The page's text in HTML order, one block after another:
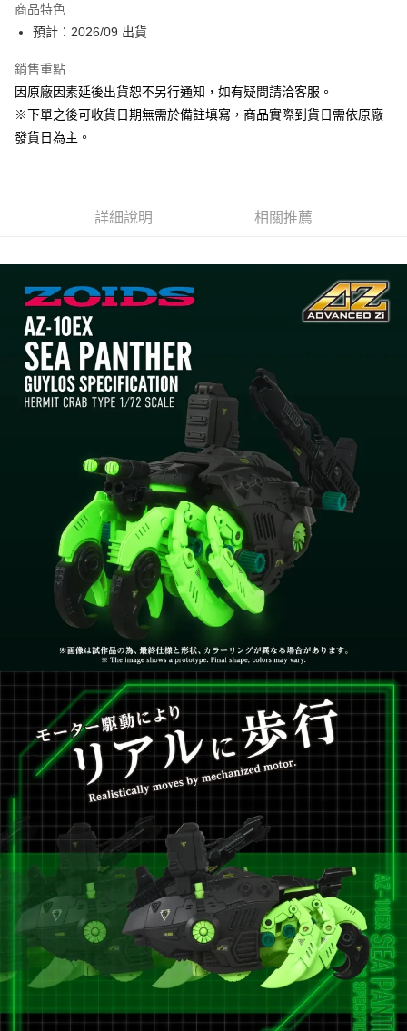
大哥付你分期
【大哥付你分期使用說明】
1.本服務由台灣大哥大提供，台灣大哥大用戶可立即使用無須另外申請。
流程，驗證手機門號後，選擇欲分期的期數、繳款截止日，確認付款後即完
成交易。
【繳款方式說明】
2.透過簡訊連結打開帳單後，可選擇「超商條碼／台灣大直營門市／銀行轉
【注意事項】
1.本服務係由「台灣大哥大股份有限公司」（以下簡稱本公司）所提供，讓
用戶於交易時，得透過本服務購買商品或服務，並由商店將買賣／分期付款
買賣價金債權讓與本公司後，依約使用本公司帳單繳交帳款。
2.基於同意付款使用「大哥付你分期」之契約關係目的，商店將以您的個人
資料（包含姓名、電話或地址）提供予台灣大哥大進項蒐集、處理及利用，
由本公司與您本人進行分期帳單所需資料之確認、核對及更正。
3.完整用戶服務條款，請詳閱以下連結：
https://oppay.tw/userRule
ATM付款
運送方式
預購-付款後全家取貨(舊)
每筆NT$90，滿NT$3,000(含以上)免運費
預購-付款後7-11取貨(舊)
每筆NT$90，滿NT$3,000(含以上)免運費
預購-宅配(舊)
每筆NT$120，滿NT$3,000(含以上)免運費
每筆NT$160，滿NT$3,000(含以上)免運費
東海門市自取，需自備購物袋取貨唷。
商品特色
預計：2026/09 出貨
銷售重點
因原廠因素延後出貨恕不另行通知，如有疑問請洽客服。
※下單之後可收貨日期無需於備註填寫，商品實際到貨日需依原廠
發貨日為主。
詳細說明 相關推薦